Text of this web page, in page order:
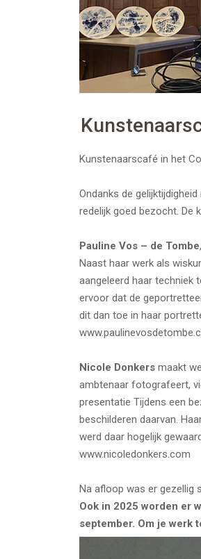
Kunstenaarscafé in het
Ondanks de
redelijk goed bezocht. De
Pauline Vos – de Tombe
Naast haar werk als
aangeleerd haar techniek
ervoor dat de
dit dan toe in haar
Nicole Donkers maakt
ambtenaar fotografeert,
presentatie Tijdens een
beschilderen daarvan.
werd daar hogelijk
www.nicoledonkers.com
Na afloop was er gezellig
Ook in 2025 worden er
september. Om je werk